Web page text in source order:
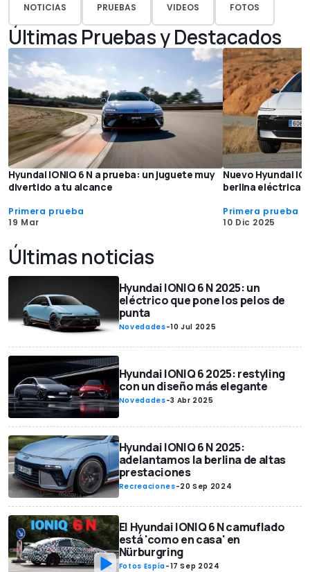
NOTICIAS PRUEBAS VIDEOS FOTOS
Últimas Pruebas y Destacados
Hyundai IONIQ 6 N a prueba: un juguete muy
divertido a tu alcance
Primera prueba
19 Mar
Nuevo Hyundai
berlina eléctrica
Primera prueba
10 Dic 2025
Últimas noticias
Hyundai IONIQ 6 N 2025: un
eléctrico que pone los pelos de
punta
Novedades-10 Jul 2025
Hyundai IONIQ 6 2025: restyling
con un diseño más elegante
Novedades-3 Abr 2025
Hyundai IONIQ 6 N 2025:
adelantamos la berlina de altas
prestaciones
Recreaciones-20 Sep 2024
El Hyundai IONIQ 6 N camuflado
está 'como en casa' en
Nürburgring
Fotos Espía-17 Sep 2024